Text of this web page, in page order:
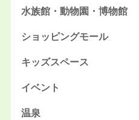
水族館・動物園・博物館
ショッピングモール
キッズスペース
イベント
温泉